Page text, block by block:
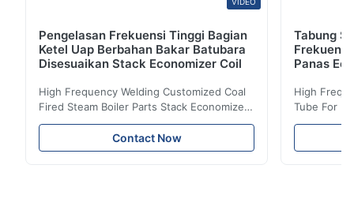
Pengelasan Frekuensi Tinggi Bagian
Ketel Uap Berbahan Bakar Batubara
Disesuaikan Stack Economizer Coil
High Frequency Welding Customized Coal
Fired Steam Boiler Parts Stack Economizer
Coil Boiler economizer Boiler Economizer is
the energy improving device that helps to
reduce the cost of operation by saving the
Contact Now
Tabung
Panas
High
Tube For
reduce the